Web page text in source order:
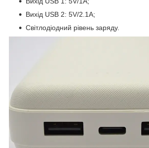
Вихід USB 2: 5V/2.1A;
Світлодіодний рівень заряду.